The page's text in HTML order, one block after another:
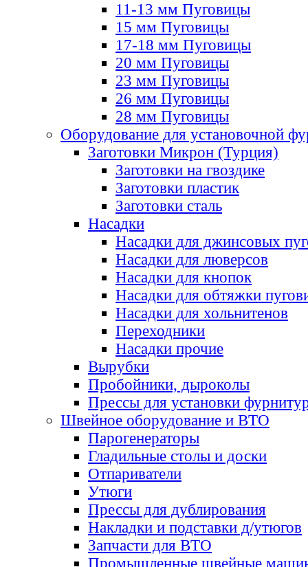
11-13 мм Пуговицы
15 мм Пуговицы
17-18 мм Пуговицы
20 мм Пуговицы
23 мм Пуговицы
26 мм Пуговицы
28 мм Пуговицы
Оборудование для установочной
Заготовки Микрон (Турция)
Заготовки на гвоздике
Заготовки пластик
Заготовки сталь
Насадки
Насадки для джинсовых
Насадки для люверсов
Насадки для кнопок
Насадки для обтяжки
Насадки для хольнитенов
Переходники
Насадки прочие
Вырубки
Пробойники, дыроколы
Прессы для установки
Швейное оборудование и ВТО
Парогенераторы
Гладильные столы и доски
Отпариватели
Утюги
Прессы для дублирования
Накладки и подставки д/утюгов
Запчасти для ВТО
Промышленные швейные